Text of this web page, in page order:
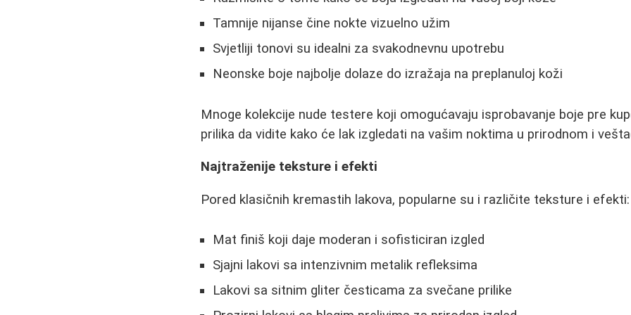
Tamnije nijanse čine nokte vizuelno užim
Svjetliji tonovi su idealni za svakodnevnu upotrebu
Neonske boje najbolje dolaze do izražaja na preplanuloj koži
Mnoge kolekcije nude testere koji omogućavaju isprobavanje boje pre
prilika da vidite kako će lak izgledati na vašim noktima u prirodnom i
Najtraženije teksture i efekti
Pored klasičnih kremastih lakova, popularne su i različite teksture i efekti:
Mat finiš koji daje moderan i sofisticiran izgled
Sjajni lakovi sa intenzivnim metalik refleksima
Lakovi sa sitnim gliter česticama za svečane prilike